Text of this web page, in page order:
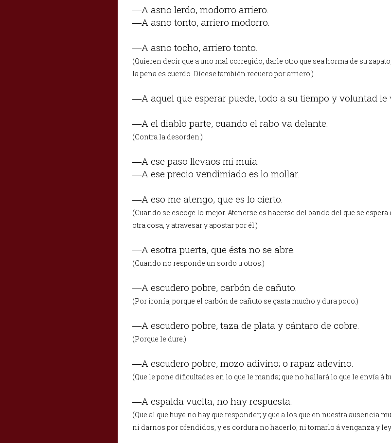
―A asno lerdo, modorro arriero.
―A asno tonto, arriero modorro.
―A asno tocho, arriero tonto.
(Quieren decir que a uno mal corregido, darle otro que sea horma de su
la pena es cuerdo. Dícese también recuero por arriero.)
―A aquel que esperar puede, todo a su tiempo y voluntad le
―A el diablo parte, cuando el rabo va delante.
(Contra la desorden.)
―A ese paso llevaos mi muía.
―A ese precio vendimiado es lo mollar.
―A eso me atengo, que es lo cierto.
(Cuando se escoge lo mejor. Atenerse es hacerse del bando del que se
otra cosa, y atravesar y apostar por él.)
―A esotra puerta, que ésta no se abre.
(Cuando no responde un sordo u otros.)
―A escudero pobre, carbón de cañuto.
(Por ironía, porque el carbón de cañuto se gasta mucho y dura poco.)
―A escudero pobre, taza de plata y cántaro de cobre.
(Porque le dure.)
―A escudero pobre, mozo adivino; o rapaz adevino.
(Que le pone dificultades en lo que le manda; que no hallará lo que le envía á
―A espalda vuelta, no hay respuesta.
(Que al que huye no hay que responder; y que a los que en nuestra ausencia
ni darnos por ofendidos, y es cordura no hacerlo; ni tomarlo á venganza y